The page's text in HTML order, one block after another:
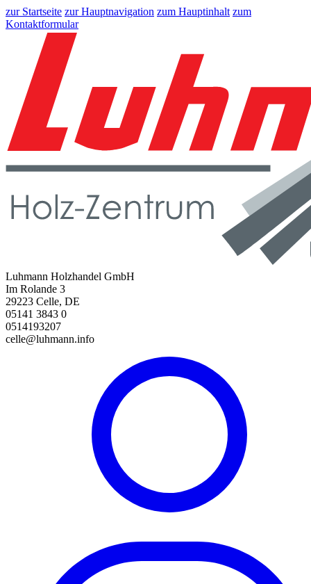
zur Startseite zur Hauptnavigation zum Hauptinhalt zum
Kontaktformular
Luhmann Holzhandel GmbH
Im Rolande 3
29223 Celle, DE
05141 3843 0
0514193207
celle@luhmann.info